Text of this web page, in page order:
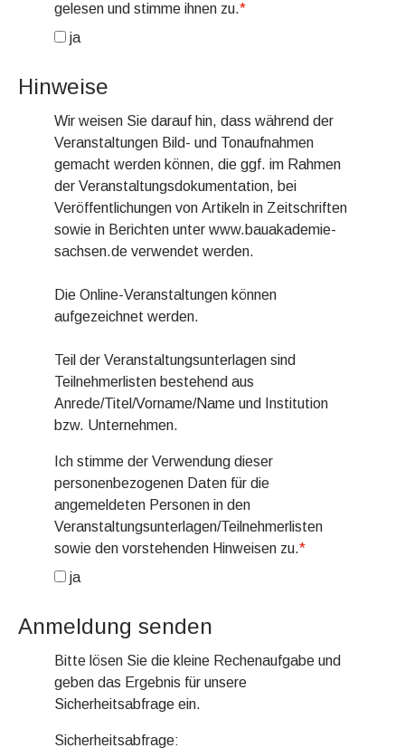
gelesen und stimme ihnen zu.*
ja
Hinweise
Wir weisen Sie darauf hin, dass während der
Veranstaltungen Bild- und Tonaufnahmen
gemacht werden können, die ggf. im Rahmen
der Veranstaltungsdokumentation, bei
Veröffentlichungen von Artikeln in Zeitschriften
sowie in Berichten unter www.bauakademie-
sachsen.de verwendet werden.
Die Online-Veranstaltungen können
aufgezeichnet werden.
Teil der Veranstaltungsunterlagen sind
Teilnehmerlisten bestehend aus
Anrede/Titel/Vorname/Name und Institution
bzw. Unternehmen.
Ich stimme der Verwendung dieser
personenbezogenen Daten für die
angemeldeten Personen in den
Veranstaltungsunterlagen/Teilnehmerlisten
sowie den vorstehenden Hinweisen zu.*
ja
Anmeldung senden
Bitte lösen Sie die kleine Rechenaufgabe und
geben das Ergebnis für unsere
Sicherheitsabfrage ein.
Sicherheitsabfrage: